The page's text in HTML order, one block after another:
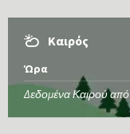
Καιρός
Ώρα
Δεδομένα Καιρού από